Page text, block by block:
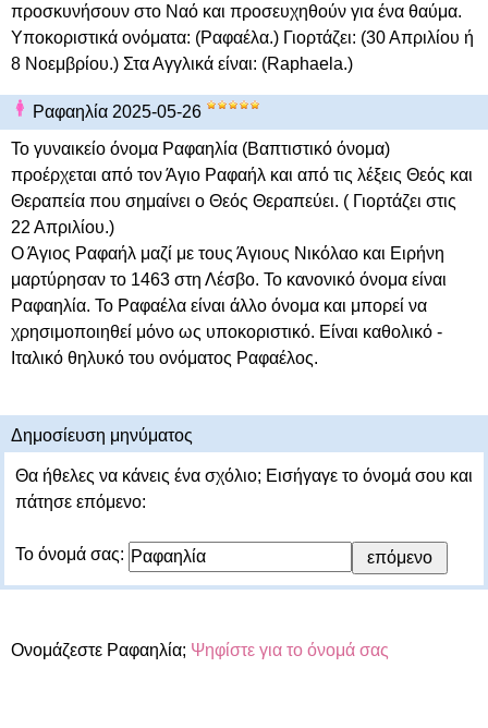
προσκυνήσουν στο Ναό και προσευχηθούν για ένα θαύμα.
Υποκοριστικά ονόματα: (Ραφαέλα.) Γιορτάζει: (30 Απριλίου ή
8 Νοεμβρίου.) Στα Αγγλικά είναι: (Raphaela.)
Ραφαηλία 2025-05-26
Το γυναικείο όνομα Ραφαηλία (Βαπτιστικό όνομα)
προέρχεται από τον Άγιο Ραφαήλ και από τις λέξεις Θεός και
Θεραπεία που σημαίνει ο Θεός Θεραπεύει. ( Γιορτάζει στις
22 Απριλίου.)
Ο Άγιος Ραφαήλ μαζί με τους Άγιους Νικόλαο και Ειρήνη
μαρτύρησαν το 1463 στη Λέσβο. Το κανονικό όνομα είναι
Ραφαηλία. Το Ραφαέλα είναι άλλο όνομα και μπορεί να
χρησιμοποιηθεί μόνο ως υποκοριστικό. Είναι καθολικό -
Ιταλικό θηλυκό του ονόματος Ραφαέλος.
Δημοσίευση μηνύματος
Θα ήθελες να κάνεις ένα σχόλιο; Εισήγαγε το όνομά σου και
πάτησε επόμενο:
Το όνομά σας:
Ονομάζεστε Ραφαηλία; Ψηφίστε για το όνομά σας